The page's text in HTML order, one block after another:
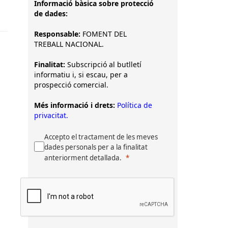
Informació bàsica sobre protecció
de dades:
Responsable: FOMENT DEL
TREBALL NACIONAL.
Finalitat: Subscripció al butlletí
informatiu i, si escau, per a
prospecció comercial.
Més informació i drets: Política de
privacitat.
Accepto el tractament de les meves
dades personals per a la finalitat
anteriorment detallada.